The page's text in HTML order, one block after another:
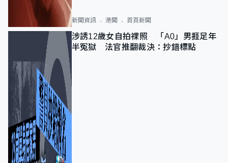
新聞資訊 港聞 首頁新聞
涉誘12歲女自拍祼照 「A0」男捱足年
半冤獄 法官推翻裁決：抄錯標點